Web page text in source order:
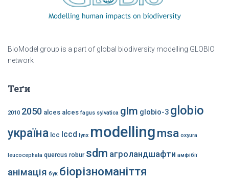
BioModel group is a part of global biodiversity modelling GLOBIO
network
Теґи
2010 2050 alces alces fagus sylvatica glm globio-3 globio
україна lcc lccd lynx modellingmsa oxyura
leucocephala quercus robur sdm агроландшафти амфібії
анімація бук біорізноманіття